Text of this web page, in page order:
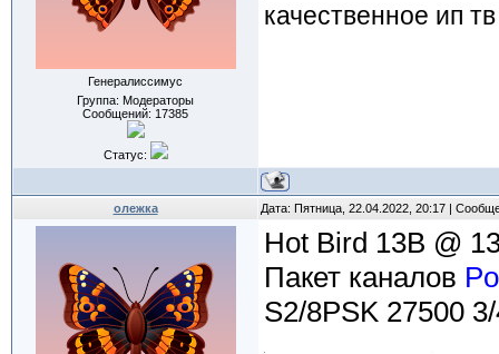
Генералиссимус
Группа: Модераторы
Сообщений: 17385
Статус:
качественное ип
олежка Дата: Пятница, 22.04.2022, 20:17 |
Hot Bird 13B @
Пакет каналов
S2/8PSK 27500